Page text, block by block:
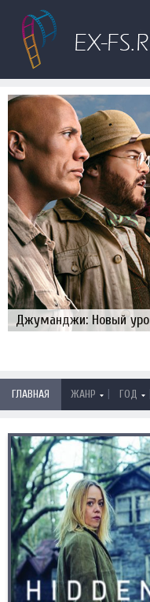
Джуманджи: Новый
ГЛАВНАЯ ЖАНР | ГОД